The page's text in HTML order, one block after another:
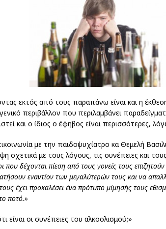
εκτός από τους παραπάνω είναι και η
περιβάλλον που περιλαμβάνει
και ο ίδιος ο έφηβος είναι περισσότερες,
με την παιδοψυχίατρο κα Θεμελή
σχετικά με τους λόγους, τις συνέπειες και
που δέχονται πίεση από τους γονείς τους
εναντίον των μεγαλύτερών τους και να
έχει προκαλέσει ένα πρότυπο μίμησής τους
ποτό.»
είναι οι συνέπειες του αλκοολισμού;»